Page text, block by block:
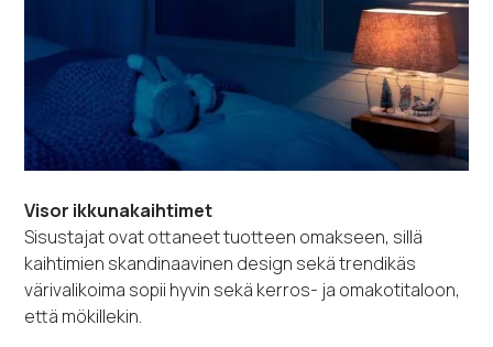
Visor ikkunakaihtimet
Sisustajat ovat ottaneet tuotteen omakseen, sillä
kaihtimien skandinaavinen design sekä trendikäs
värivalikoima sopii hyvin sekä kerros- ja omakotitaloon,
että mökillekin.